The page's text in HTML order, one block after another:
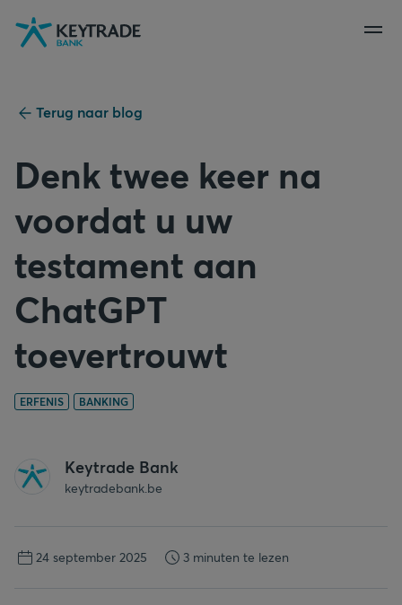
Naar
navigatie
Naar
aanmelden
Naar
inhoud
Terug naar blog
Denk twee keer na
voordat u uw
testament aan
ChatGPT
toevertrouwt
ERFENIS BANKING
Keytrade Bank
keytradebank.be
24 september 2025 3 minuten te lezen